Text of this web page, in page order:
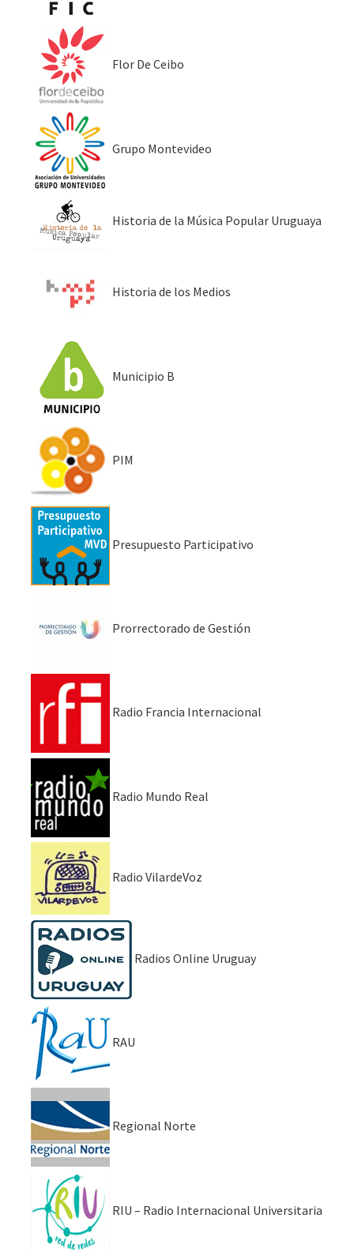
Flor De Ceibo
Grupo Montevideo
Historia de la Música Popular Uruguaya
Historia de los Medios
Municipio B
PIM
Presupuesto Participativo
Prorrectorado de Gestión
Radio Francia Internacional
Radio Mundo Real
Radio VilardeVoz
Radios Online Uruguay
RAU
Regional Norte
RIU – Radio Internacional Universitaria